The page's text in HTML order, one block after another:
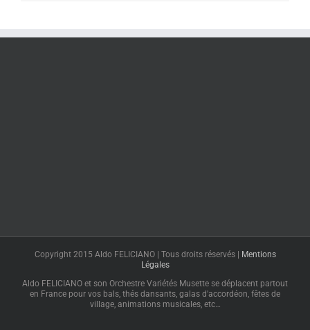
Copyright 2015 Aldo FELICIANO | Tous droits réservés |
Mentions
Légales
Aldo FELICIANO et son Orchestre Variétés Musette se déplacent partout
en France pour vos bals, thés dansants, galas d'accordéon, fêtes de
village, animations musicales, etc…